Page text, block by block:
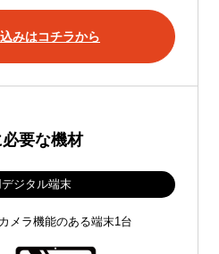
みはコチラから
要な機材
ジタル端末
メラ機能のある端末1台